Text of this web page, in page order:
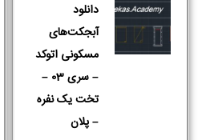
دانلود
آبجکت‌های
مسکونی اتوکد
– سری 03 –
تخت یک نفره
– پلان